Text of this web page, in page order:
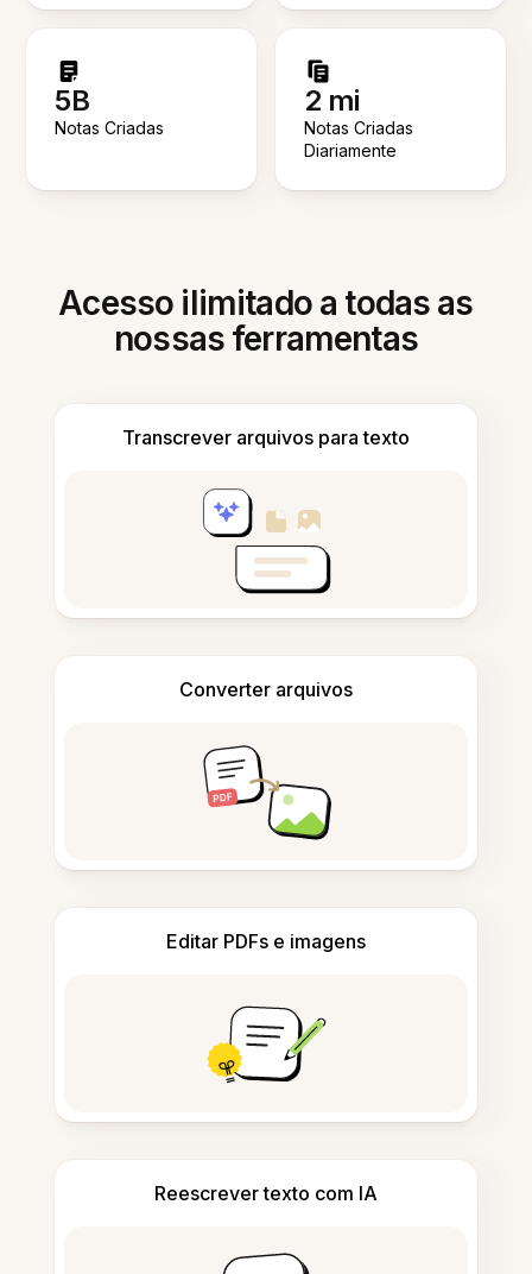
5B
Notas Criadas
2 mi
Notas Criadas
Diariamente
Acesso ilimitado a todas as
nossas ferramentas
Transcrever arquivos para texto
Converter arquivos
Editar PDFs e imagens
Reescrever texto com IA